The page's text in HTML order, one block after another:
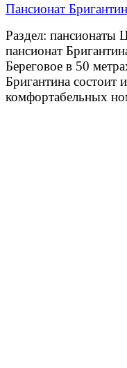
Пансионат
Раздел: пансионаты
пансионат
Береговое в 50
Бригантина состоит
комфортабельных